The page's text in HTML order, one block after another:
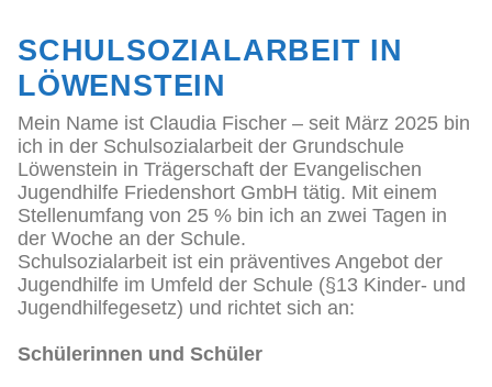
SCHULSOZIALARBEIT IN
LÖWENSTEIN
Mein Name ist Claudia Fischer – seit März 2025 bin
ich in der Schulsozialarbeit der Grundschule
Löwenstein in Trägerschaft der Evangelischen
Jugendhilfe Friedenshort GmbH tätig. Mit einem
Stellenumfang von 25 % bin ich an zwei Tagen in
der Woche an der Schule.
Schulsozialarbeit ist ein präventives Angebot der
Jugendhilfe im Umfeld der Schule (§13 Kinder- und
Jugendhilfegesetz) und richtet sich an:
Schülerinnen und Schüler